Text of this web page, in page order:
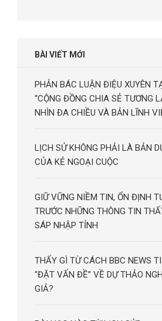
BÀI VIẾT MỚI
PHẢN BÁC LUẬN ĐIỆU XUYÊN
“CỘNG ĐỒNG CHIA SẺ TƯƠNG
NHÌN ĐA CHIỀU VÀ BẢN LĨNH
LỊCH SỬ KHÔNG PHẢI LÀ BẢN
CỦA KẺ NGOẠI CUỘC
GIỮ VỮNG NIỀM TIN, ỔN ĐỊNH
TRƯỚC NHỮNG THÔNG TIN
SÁP NHẬP TỈNH
THẤY GÌ TỪ CÁCH BBC NEWS
“ĐẶT VẤN ĐỀ” VỀ DỰ THẢO
GIẢ?